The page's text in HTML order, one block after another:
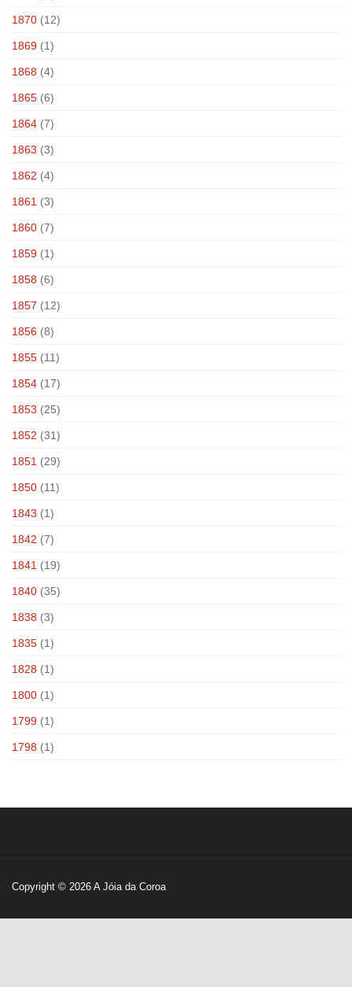
1870 (12)
1869 (1)
1868 (4)
1865 (6)
1864 (7)
1863 (3)
1862 (4)
1861 (3)
1860 (7)
1859 (1)
1858 (6)
1857 (12)
1856 (8)
1855 (11)
1854 (17)
1853 (25)
1852 (31)
1851 (29)
1850 (11)
1843 (1)
1842 (7)
1841 (19)
1840 (35)
1838 (3)
1835 (1)
1828 (1)
1800 (1)
1799 (1)
1798 (1)
Copyright © 2026 A Jóia da Coroa